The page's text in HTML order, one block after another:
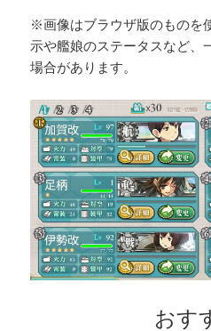
※画像はブラウザ版のものを
示や艦娘のステータスなど、
場合があります。
おす